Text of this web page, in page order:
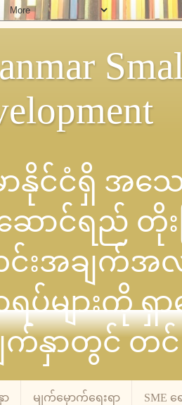
ာနိုင်ငံရှိ အသေ
ဆောင်ရည် တို
းအချက်အလ
ပ်များကို ရှ
က်နှာတွင် တင်
မျက်မှောက်ရေးရာ SME ရ